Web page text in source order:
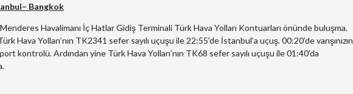
Bangkok
Havalimanı İç Hatlar Gidiş Terminali Türk Hava Yolları Kontuarları önünde buluşma.
Hava Yolları’nın TK2341 sefer sayılı uçuşu ile 22:55’de İstanbul’a uçuş. 00:20’de varışınızın
kontrolü. Ardından yine Türk Hava Yolları’nın TK68 sefer sayılı uçuşu ile 01:40’da